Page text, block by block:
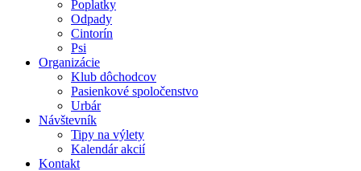
Poplatky
Odpady
Cintorín
Psi
Organizácie
Klub dôchodcov
Pasienkové spoločenstvo
Urbár
Návštevník
Tipy na výlety
Kalendár akcií
Kontakt